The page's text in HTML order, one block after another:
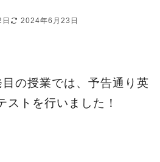
2024年6月23日
の授業では、予告通り英
ストを行いました！